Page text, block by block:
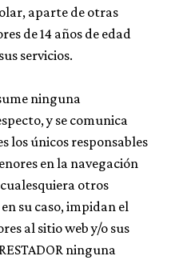
aparte de otras
de 14 años de edad
servicios.
ninguna
y se comunica
los únicos responsables
en la navegación
otros
su caso, impidan el
al sitio web y/o sus
ninguna